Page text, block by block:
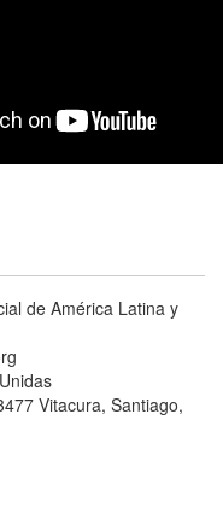
de América Latina y
Vitacura, Santiago,